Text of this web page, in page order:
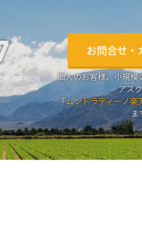
ORIGIN
お問合せ・
個人のお客様、小規
アス
「ムンドラティーノ楽
ま